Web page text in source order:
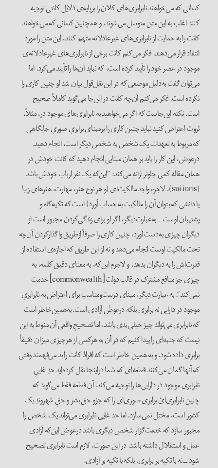
کسانی که می‌خواهند نا‌برابری‌های کلان را بر‌پایه‌ی دلایل کانتی توجیه
کنند اغلب به این متن متوسل می‌شوند، و همچنین کسانی که می‌خواهند
کانت را به حمایت از نا‌برابری‌های غیر‌عادلانه متهم کنند، این متن را مورد
انتقاد قرار می‌دهند. فکر می‌کنم کانت برخی از نا‌برابری‌های غیر‌عادلانه‌ی
موجود در عصر خود را تأیید کرده است، که نباید آن‌ها را تأیید می‌کرد. اما
می‌توان گفت به‌دلیل موضعی که در این نقل‌قول بیان شد او چنین کاری را
نکرده است. فکر می‌کنم آن‌چه کانت در‌ این‌جا می‌گوید کاملاً صحیح
است. نکته این‌جاست که اگر می‌خواهید به نا‌برابری‌های موجود در، مثلاً،
ثروت اعتراض کنید نباید چنین کاری را بر‌مبنای برابریِ صوری‌ِ جایگاهی
که مربوط به تعهدات یک شخص به شخص دیگر است، انجام دهید.
در‌عوض، این کار را باید بر همان مبنایی انجام دهید که کانت خودش در
همان مقاله کمی جلوتر ارائه می‌کند: ”این‌که یک نفر ارباب خودش باشد
(sui iuris)، لاجرم واجد مالکیت‌ای (و هر نوع هنر، مهارت، هنر‌های زیبا
یا دانشی که بتوان آن را ‌مالکیت به ‌حساب آورد) است که تکیه‌گاه و
پشتیبان اوست ــ به‌عبارت‌دیگر، اگر او برای زندگی‌کردن مجبور است از
دیگران چیزی به‌دست آورد، چنین کاری را صرفاً از‌طریق واگذار‌کردنِ آن‌چه
تحت مالکیت اوست انجام می‌دهد و نه از این طریق که اجازه‌ی استفاده از
قدرت‌اش را به دیگران بدهد، و لاجرم این‌که، به معنای دقیق کلمه، به
چیزی جز منافع مشترک در قالب دولت [commonwealth] خدمت
نمی‌کند“. به عبارت دیگر، مبنای درست‌و‌مناسب برای اعتراض به نا‌برابریِ
موجود در دارایی‌ نه برابری بلکه در‌عوضْ آزادی است. به‌همین‌خاطر است
که نا‌برابری می‌تواند چیز خیلی بدی باشد، اما تصحیحِ واقعی آن منوط به این
نیست که جنبه‌ای را پیدا کنیم که در آن به هر‌کسی از هر‌چیزی میزان دقیقاً
برابری داده شود. و به همین خاطر است که افرادْ کانت را بد می‌فهمند وقتی
که آنها گمان می‌کنند قطعه‌ای که شما در‌اینجا نقل کرده‌اید حدِ غاییِ
نا‌برابری موجود در دارایی‌ها را توجیه‌ می‌کند. آن قطعه فقط می‌گوید که
چنین نا‌برابری‌ایْ برابری صوری‌‌ای را که جزو حق بشر و حقِ شهروندِ یک
کشور است، مختل نمی‌سازد. اما حد غایی نا‌برابری می‌تواند یک شخص را
مجبور سازد که خدمت‌گزار شخص دیگری باشد در‌عوض این‌که آزادی
عمل و استقلال داشته باشد. در این صورت، لازم است نا‌برابری تصحیح
شود ــ نه با تکیه بر برابری، بلکه با تکیه بر آزادی.